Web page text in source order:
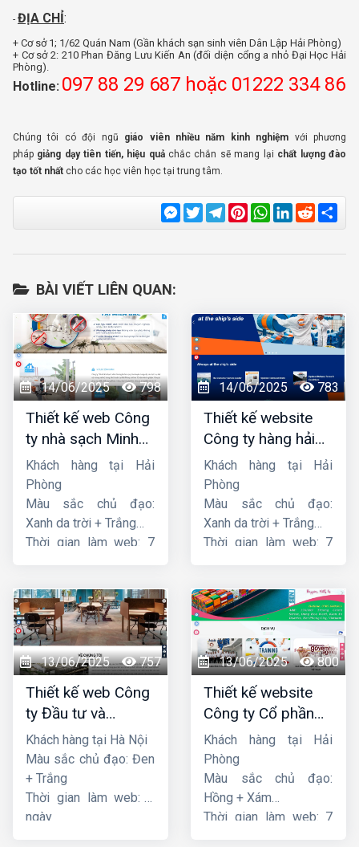
- ĐỊA CHỈ:
+ Cơ sở 1; 1/62 Quán Nam (Gần khách sạn sinh viên Dân Lập Hải Phòng)
+ Cơ sở 2: 210 Phan Đăng Lưu Kiến An (đối diện cổng a nhỏ Đại Học Hải
Phòng).
Hotline: 097 88 29 687 hoặc 01222 334 86
Chúng tôi có đội ngũ giáo viên nhiều năm kinh nghiệm với phương
pháp giảng dạy tiên tiến, hiệu quảchắc chắn sẽ mang lại chất lượng đào
tạo tốt nhất cho các học viên học tại trung tâm.
Messenger
TwitterTelegram
Pinterest
WhatsApp
LinkedIn
Reddit
BÀI VIẾT LIÊN QUAN:
14/06/2025 798
Thiết kế web Công
ty nhà sạch Minh
Dương
Khách hàng tại Hải
Phòng
Màu sắc chủ đạo:
Xanh da trời + Trắng
Thời gian làm web: 7
14/06/2025 783
Thiết kế website
Công ty hàng hải
liên minh
Khách hàng tại Hải
Phòng
Màu sắc chủ đạo:
Xanh da trời + Trắng
Thời gian làm web: 7
13/06/2025 757
Thiết kế web Công
ty Đầu tư và
Thương mại Five-
Star
Khách hàng tại Hà Nội
Màu sắc chủ đạo: Đen
+ Trắng
Thời gian làm web: 7
ngày
13/06/2025 800
Thiết kế website
Công ty Cổ phần
dịch vụ hàng hải
Sen
Khách hàng tại Hải
Phòng
Màu sắc chủ đạo:
Hồng + Xám
Thời gian làm web: 7